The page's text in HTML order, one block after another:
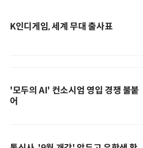
K인디게임, 세계 무대 출사표
'모두의 AI' 컨소시엄 영입 경쟁 불붙
어